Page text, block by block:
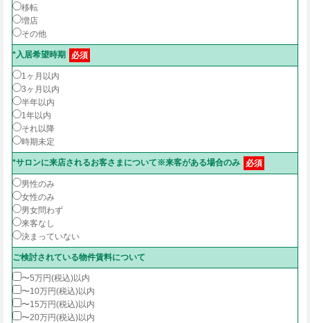
移転
増店
その他
*入居希望時期 必須
1ヶ月以内
3ヶ月以内
半年以内
1年以内
それ以降
時期未定
*サロンに来店されるお客さまについて※来客がある場合のみ 必須
男性のみ
女性のみ
男女問わず
来客なし
決まっていない
ご検討されている物件賃料について
〜5万円(税込)以内
〜10万円(税込)以内
〜15万円(税込)以内
〜20万円(税込)以内